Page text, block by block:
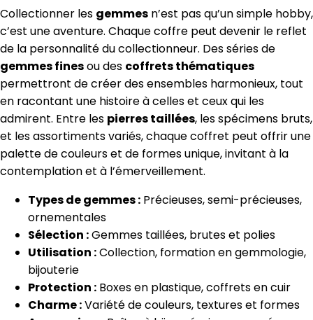
Collectionner les gemmes n’est pas qu’un simple hobby,
c’est une aventure. Chaque coffre peut devenir le reflet
de la personnalité du collectionneur. Des séries de
gemmes finesou des coffrets thématiques
permettront de créer des ensembles harmonieux, tout
en racontant une histoire à celles et ceux qui les
admirent. Entre les pierres taillées, les spécimens bruts,
et les assortiments variés, chaque coffret peut offrir une
palette de couleurs et de formes unique, invitant à la
contemplation et à l’émerveillement.
Types de gemmes : Précieuses, semi-précieuses,
ornementales
Sélection :Gemmes taillées, brutes et polies
Utilisation :Collection, formation en gemmologie,
bijouterie
Protection : Boxes en plastique, coffrets en cuir
Charme :Variété de couleurs, textures et formes